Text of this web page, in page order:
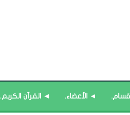
◄ الأعضاء. ◄ القرآن الكريم.
التربوية.
التربوية.